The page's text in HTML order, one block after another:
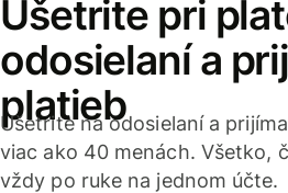
Ušetrite pri
odosielaní a
platieb
Ušetrite na odosielaní a
viac ako 40 menách. Všetko,
vždy po ruke na jednom účte.